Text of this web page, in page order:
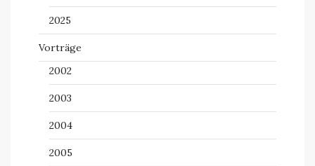
2025
Vorträge
2002
2003
2004
2005